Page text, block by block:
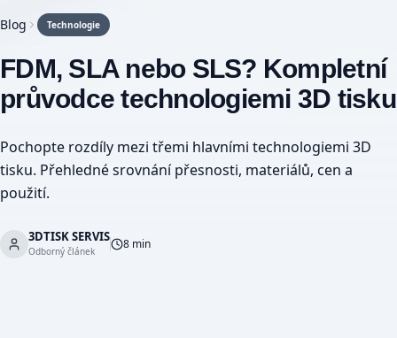
Blog Technologie
FDM, SLA nebo SLS? Kompletní
průvodce technologiemi 3D tisku
Pochopte rozdíly mezi třemi hlavními technologiemi 3D
tisku. Přehledné srovnání přesnosti, materiálů, cen a
použití.
3DTISK SERVIS
Odborný článek
8 min